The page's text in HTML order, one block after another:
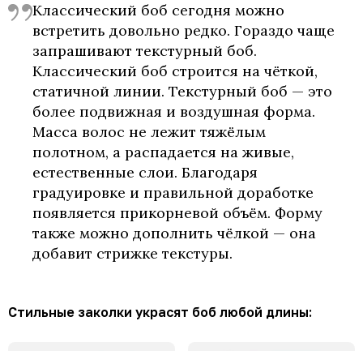
Классический боб сегодня можно
встретить довольно редко. Гораздо чаще
запрашивают текстурный боб.
Классический боб строится на чёткой,
статичной линии. Текстурный боб — это
более подвижная и воздушная форма.
Масса волос не лежит тяжёлым
полотном, а распадается на живые,
естественные слои. Благодаря
градуировке и правильной доработке
появляется прикорневой объём. Форму
также можно дополнить чёлкой — она
добавит стрижке текстуры.
Стильные заколки украсят боб любой длины: